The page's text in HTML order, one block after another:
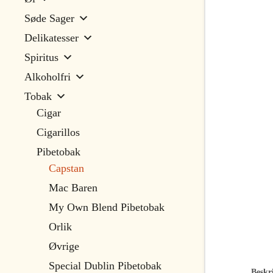
Søde Sager
Delikatesser
Spiritus
Alkoholfri
Tobak
Cigar
Cigarillos
Pibetobak
Capstan
Mac Baren
My Own Blend Pibetobak
Orlik
Øvrige
Special Dublin Pibetobak